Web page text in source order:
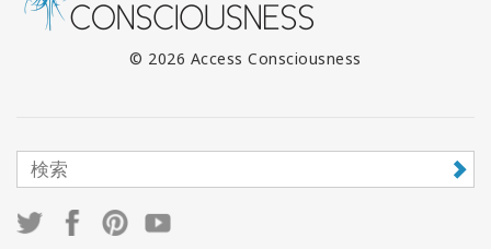
© 2026 Access Consciousness